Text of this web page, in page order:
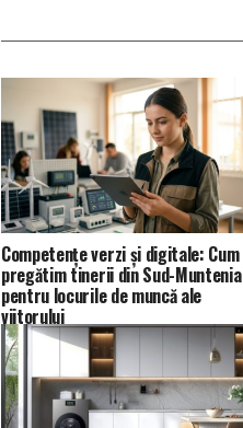
Competențe verzi și digitale: Cum
pregătim tinerii din Sud-Muntenia
pentru locurile de muncă ale
viitorului